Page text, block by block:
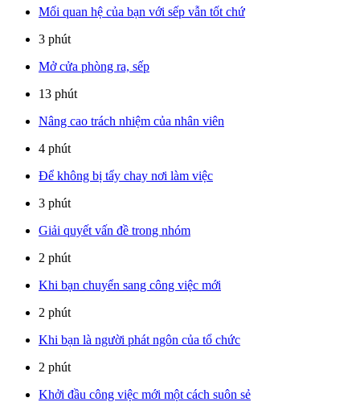
Mối quan hệ của bạn với sếp vẫn tốt chứ
3 phút
Mở cửa phòng ra, sếp
13 phút
Nâng cao trách nhiệm của nhân viên
4 phút
Để không bị tẩy chay nơi làm việc
3 phút
Giải quyết vấn đề trong nhóm
2 phút
Khi bạn chuyển sang công việc mới
2 phút
Khi bạn là người phát ngôn của tổ chức
2 phút
Khởi đầu công việc mới một cách suôn sẻ